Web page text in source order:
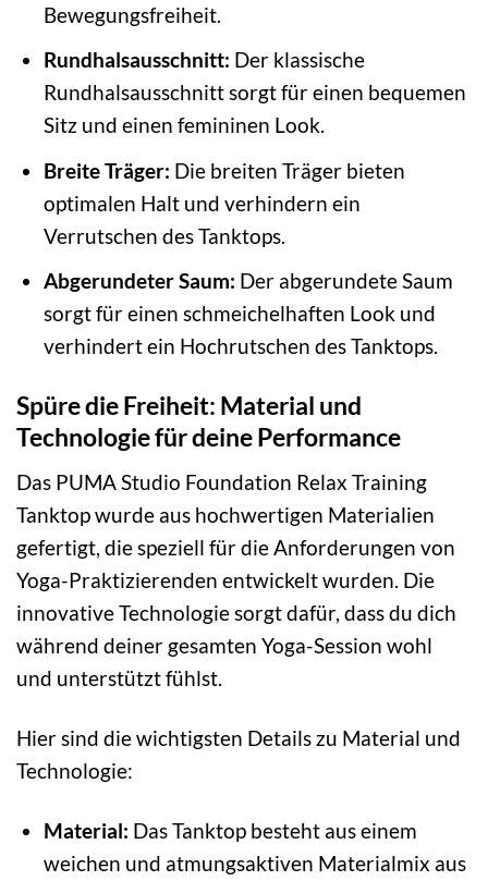
Bewegungsfreiheit.
Rundhalsausschnitt: Der klassische
Rundhalsausschnitt sorgt für einen bequemen
Sitz und einen femininen Look.
Breite Träger: Die breiten Träger bieten
optimalen Halt und verhindern ein
Verrutschen des Tanktops.
Abgerundeter Saum: Der abgerundete Saum
sorgt für einen schmeichelhaften Look und
verhindert ein Hochrutschen des Tanktops.
Spüre die Freiheit: Material und
Technologie für deine Performance
Das PUMA Studio Foundation Relax Training
Tanktop wurde aus hochwertigen Materialien
gefertigt, die speziell für die Anforderungen von
Yoga-Praktizierenden entwickelt wurden. Die
innovative Technologie sorgt dafür, dass du dich
während deiner gesamten Yoga-Session wohl
und unterstützt fühlst.
Hier sind die wichtigsten Details zu Material und
Technologie:
Material: Das Tanktop besteht aus einem
weichen und atmungsaktiven Materialmix aus